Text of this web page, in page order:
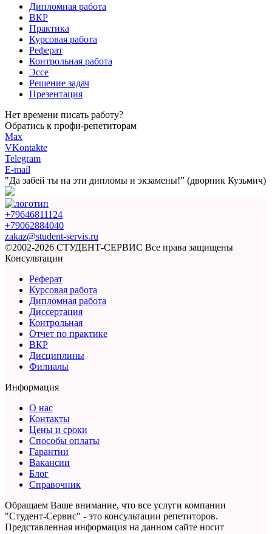
Дипломная работа
ВКР
Практика
Курсовая работа
Реферат
Контрольная работа
Эссе
Решение задач
Презентация
Нет времени писать работу?
Обратись к профи-репетиторам
Max
VKontakte
Telegram
E-mail
"Да забей ты на эти дипломы и экзамены!” (дворник Кузьмич)
+79646811124
+79062884040
zakaz@student-servis.ru
©2002-2026 СТУДЕНТ-СЕРВИС Все права защищены
Консультации
Реферат
Курсовая работа
Дипломная работа
Диссертация
Контрольная
Отчет по практике
ВКР
Дисциплины
Филиалы
Информация
О нас
Контакты
Цены и сроки
Способы оплаты
Гарантии
Вакансии
Блог
Справочник
Обращаем Ваше внимание, что все услуги компании
"Студент-Сервис" - это консультации репетиторов.
Представленная информация на данном сайте носит